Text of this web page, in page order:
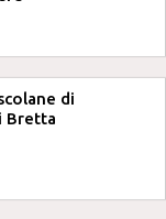
di
Bretta